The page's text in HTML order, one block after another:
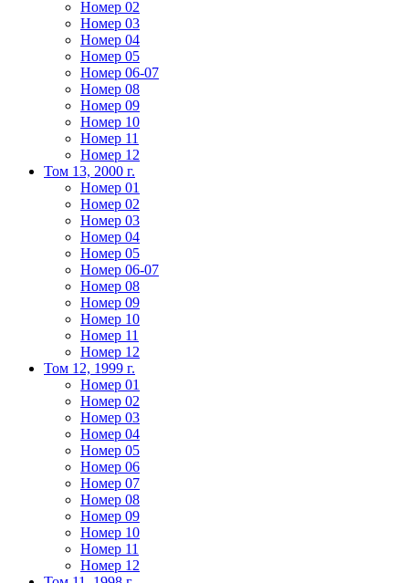
Номер 02
Номер 03
Номер 04
Номер 05
Номер 06-07
Номер 08
Номер 09
Номер 10
Номер 11
Номер 12
Том 13, 2000 г.
Номер 01
Номер 02
Номер 03
Номер 04
Номер 05
Номер 06-07
Номер 08
Номер 09
Номер 10
Номер 11
Номер 12
Том 12, 1999 г.
Номер 01
Номер 02
Номер 03
Номер 04
Номер 05
Номер 06
Номер 07
Номер 08
Номер 09
Номер 10
Номер 11
Номер 12